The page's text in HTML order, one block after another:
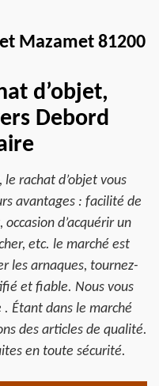
Mazamet 81200
d’objet,
Debord
le rachat d’objet vous
avantages : facilité de
d’acquérir un
etc. le marché est
les arnaques, tournez-
et fiable. Nous vous
Étant dans le marché
des articles de qualité.
en toute sécurité.